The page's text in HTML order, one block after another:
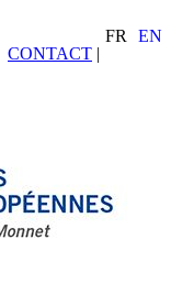
FR
EN
CONTACT |